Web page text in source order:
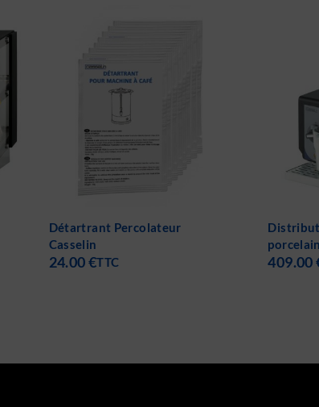
Distributeur de lait chaud en
porcelaine Casselin
409.00€–479.00
Chariot